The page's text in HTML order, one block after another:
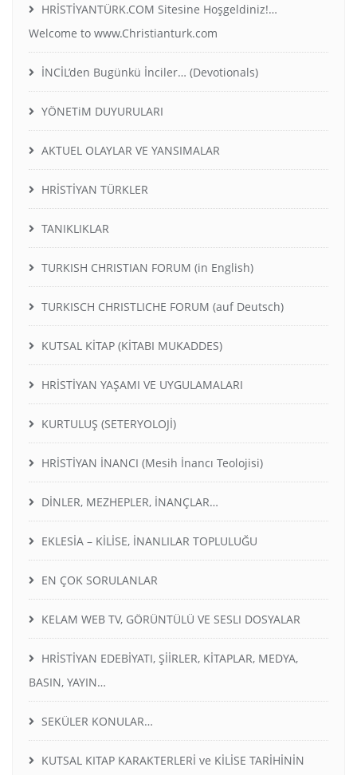
HRİSTİYANTÜRK.COM Sitesine Hoşgeldiniz!…
Welcome to www.Christianturk.com
İNCİL’den Bugünkü İnciler… (Devotionals)
YÖNETiM DUYURULARI
AKTUEL OLAYLAR VE YANSIMALAR
HRİSTİYAN TÜRKLER
TANIKLIKLAR
TURKISH CHRISTIAN FORUM (in English)
TURKISCH CHRISTLICHE FORUM (auf Deutsch)
KUTSAL KİTAP (KİTABI MUKADDES)
HRİSTİYAN YAŞAMI VE UYGULAMALARI
KURTULUŞ (SETERYOLOJİ)
HRİSTİYAN İNANCI (Mesih İnancı Teolojisi)
DİNLER, MEZHEPLER, İNANÇLAR…
EKLESİA – KİLİSE, İNANLILAR TOPLULUĞU
EN ÇOK SORULANLAR
KELAM WEB TV, GÖRÜNTÜLÜ VE SESLI DOSYALAR
HRİSTİYAN EDEBİYATI, ŞİİRLER, KİTAPLAR, MEDYA,
BASIN, YAYIN…
SEKÜLER KONULAR…
KUTSAL KITAP KARAKTERLERİ ve KİLİSE TARİHİNİN